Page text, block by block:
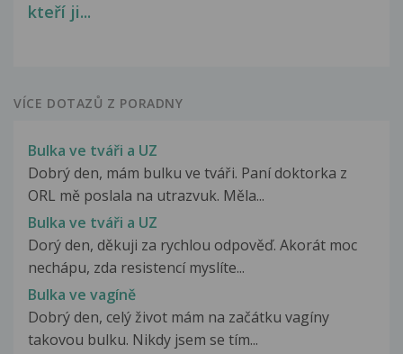
kteří ji...
VÍCE DOTAZŮ Z PORADNY
Bulka ve tváři a UZ
Dobrý den, mám bulku ve tváři. Paní doktorka z
ORL mě poslala na utrazvuk. Měla...
Bulka ve tváři a UZ
Dorý den, děkuji za rychlou odpověď. Akorát moc
nechápu, zda resistencí myslíte...
Bulka ve vagíně
Dobrý den, celý život mám na začátku vagíny
takovou bulku. Nikdy jsem se tím...